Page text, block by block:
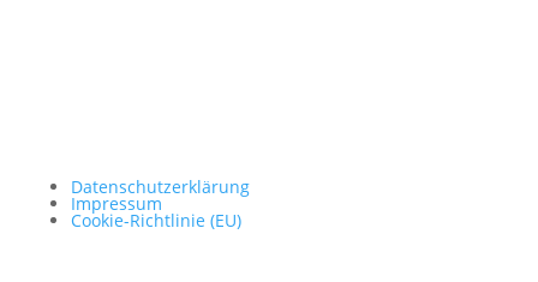
Datenschutzerklärung
Impressum
Cookie-Richtlinie (EU)